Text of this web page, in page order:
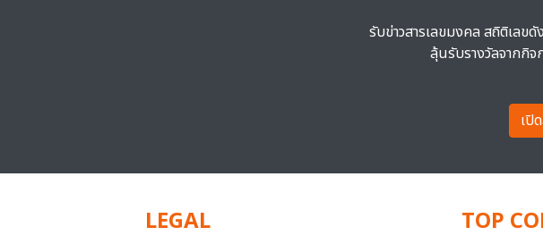
รับข่าวสารเลขมงคล สถิติเลข
ลุ้นรับรางวัลจากกิ
เปิ
LEGAL TOP